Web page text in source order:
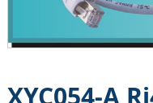
XYC054-A